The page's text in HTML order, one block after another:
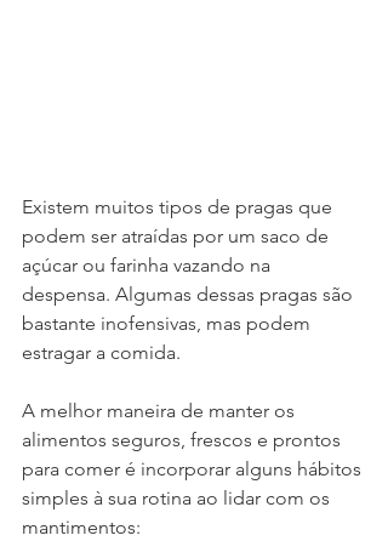
Existem muitos tipos de pragas que
podem ser atraídas por um saco de
açúcar ou farinha vazando na
despensa. Algumas dessas pragas são
bastante inofensivas, mas podem
estragar a comida.
A melhor maneira de manter os
alimentos seguros, frescos e prontos
para comer é incorporar alguns hábitos
simples à sua rotina ao lidar com os
mantimentos: